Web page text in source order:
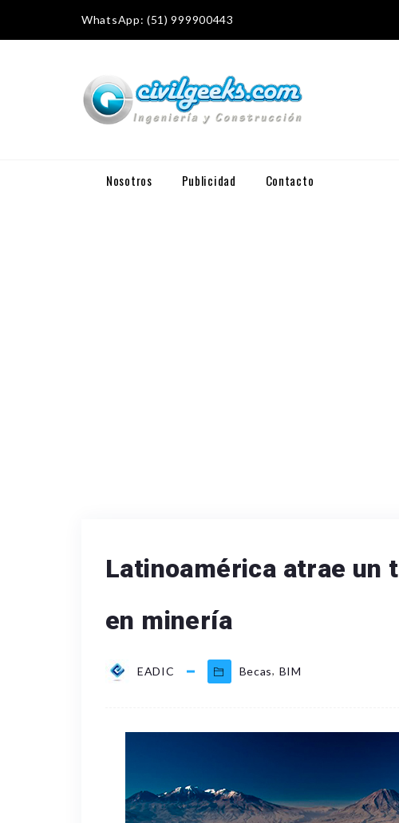
WhatsApp: (51) 999900443
Nosotros Publicidad Contacto
Latinoamérica atrae un
en minería
EADIC Becas, BIM